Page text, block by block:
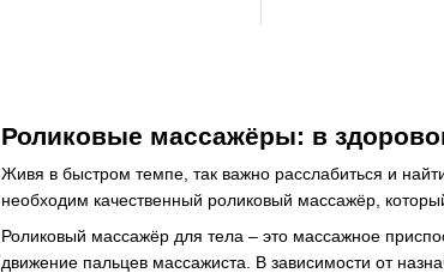
Роликовые массажёры: в
Живя в быстром темпе, так важно расслабиться и
необходим качественный роликовый массажёр,
Роликовый массажёр для тела – это массажное
движение пальцев массажиста. В зависимости от